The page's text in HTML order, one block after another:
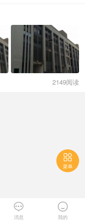
2149阅读

菜单

消息

我的